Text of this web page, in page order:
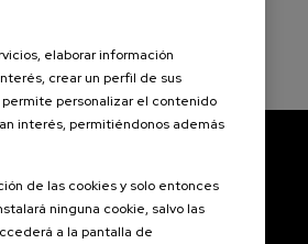
Actividades anteriores
elaborar información
crear un perfil de sus
personalizar el contenido
interés, permitiéndonos además
de las cookies y solo entonces
ninguna cookie, salvo las
a la pantalla de